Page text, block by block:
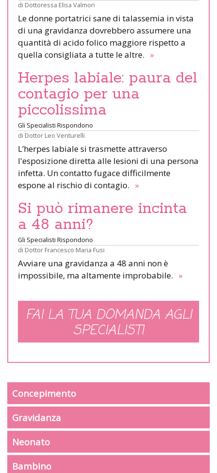
di Dottoressa Elisa Valmori
Le donne portatrici sane di talassemia in vista
di una gravidanza dovrebbero assumere una
quantità di acido folico maggiore rispetto a
quella consigliata a tutte le altre. »
Herpes labiale: paura del
contagio per una
piccolissima
Gli Specialisti Rispondono
di Dottor Leo Venturelli
L’herpes labiale si trasmette attraverso
l'esposizione diretta alle lesioni di una persona
infetta. Un contatto fugace difficilmente
espone al rischio di contagio. »
Si può rimanere incinta
a 48 anni?
Gli Specialisti Rispondono
di Dottor Francesco Maria Fusi
Avviare una gravidanza a 48 anni non è
impossibile, ma altamente improbabile. »
FAI LA TUA DOMANDA AGLI
SPECIALISTI
Concepimento
Gravidanza
Neonato
Bambino